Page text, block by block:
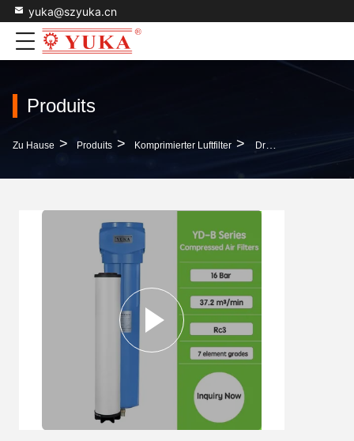
yuka@szyuka.cn
Produits
Zu Hause > Produits > Komprimierter Luftfilter > Druckluftvorfilter YD-B620